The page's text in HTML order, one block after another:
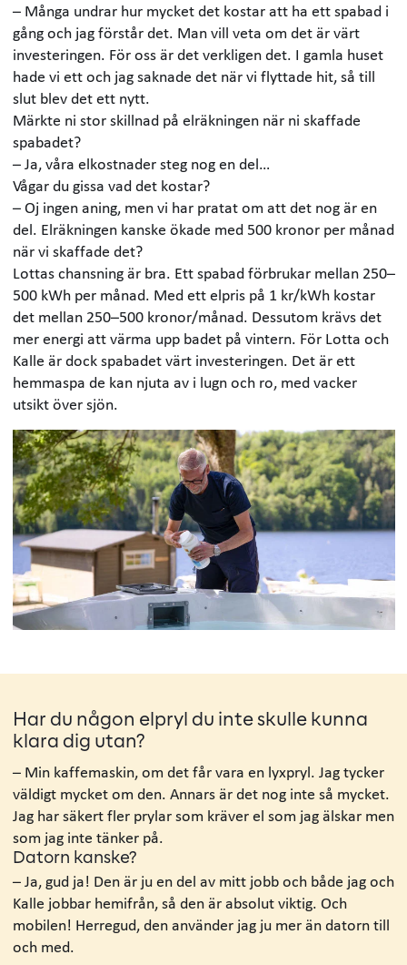
– Många undrar hur mycket det kostar att ha ett spabad i
gång och jag förstår det. Man vill veta om det är värt
investeringen. För oss är det verkligen det. I gamla huset
hade vi ett och jag saknade det när vi flyttade hit, så till
slut blev det ett nytt.
Märkte ni stor skillnad på elräkningen när ni skaffade
spabadet?
– Ja, våra elkostnader steg nog en del…
Vågar du gissa vad det kostar?
– Oj ingen aning, men vi har pratat om att det nog är en
del. Elräkningen kanske ökade med 500 kronor per månad
när vi skaffade det?
Lottas chansning är bra. Ett spabad förbrukar mellan 250–
500 kWh per månad. Med ett elpris på 1 kr/kWh kostar
det mellan 250–500 kronor/månad. Dessutom krävs det
mer energi att värma upp badet på vintern. För Lotta och
Kalle är dock spabadet värt investeringen. Det är ett
hemmaspa de kan njuta av i lugn och ro, med vacker
utsikt över sjön.
Har du någon elpryl du inte skulle kunna
klara dig utan?
– Min kaffemaskin, om det får vara en lyxpryl. Jag tycker
väldigt mycket om den. Annars är det nog inte så mycket.
Jag har säkert fler prylar som kräver el som jag älskar men
som jag inte tänker på.
Datorn kanske?
– Ja, gud ja! Den är ju en del av mitt jobb och både jag och
Kalle jobbar hemifrån, så den är absolut viktig. Och
mobilen! Herregud, den använder jag ju mer än datorn till
och med.